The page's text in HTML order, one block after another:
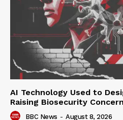
AI Technology Used to
Raising Biosecurity
BBC News - August 8, 2026